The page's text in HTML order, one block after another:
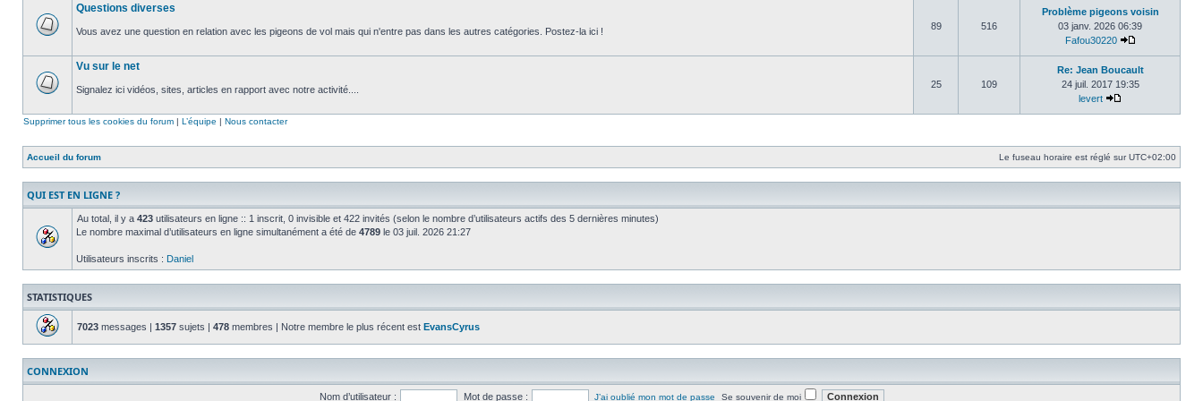
non
message
non
Questions diverses
Vous avez une question en relation avec les pigeons de vol mais qui n'entre pas dans les autres catégories. Postez-la ici ! 89 516
Problème pigeons voisin
03 janv. 2026 06:39
Fafou30220
message
non
Vu sur le net
Signalez ici vidéos, sites, articles en rapport avec notre activité.... 25 109
Re: Jean Boucault
24 juil. 2017 19:35
levert
Supprimer tous les cookies du forum | L’équipe | Nous contacter
Accueil du forum Le fuseau horaire est réglé surUTC+02:00
QUI EST EN LIGNE ?
Au total, il y a 423 utilisateurs en ligne :: 1 inscrit, 0 invisible et 422 invités (selon le nombre d’utilisateurs actifs des 5 dernières minutes)
Le nombre maximal d’utilisateurs en ligne simultanément a été de 4789 le 03 juil. 2026 21:27
Utilisateurs inscrits : Daniel
STATISTIQUES
7023 messages | 1357 sujets | 478 membres | Notre membre le plus récent est EvansCyrus
CONNEXION
Nom d’utilisateur : Mot de passe : J’ai oublié mon mot de passe Se souvenir de moi